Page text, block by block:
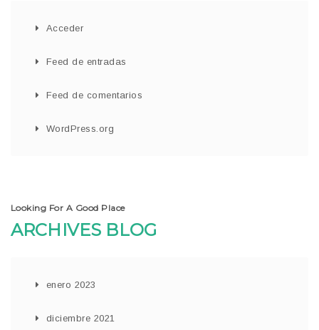
Acceder
Feed de entradas
Feed de comentarios
WordPress.org
Looking For A Good Place
ARCHIVES BLOG
enero 2023
diciembre 2021